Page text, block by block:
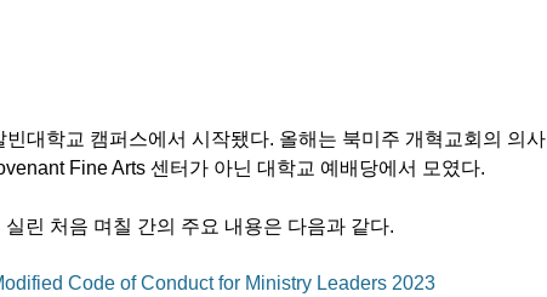
빈대학교 캠퍼스에서 시작됐다. 올해는 북미주 개혁교회의 의
Fine Arts 센터가 아닌 대학교 예배당에서 모였다.
실린 처음 며칠 간의 주요 내용은 다음과 같다.
Code of Conduct for Ministry Leaders 2023